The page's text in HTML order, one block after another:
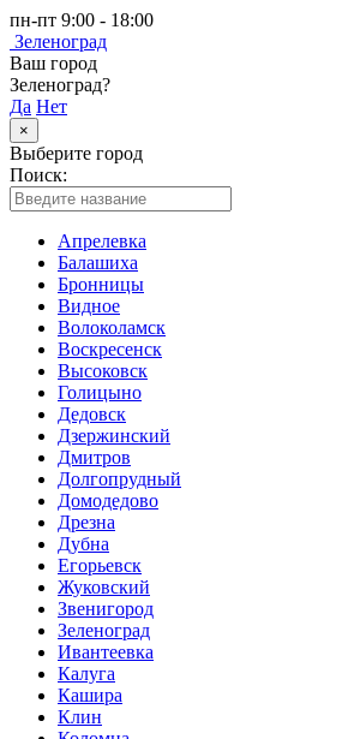
пн-пт 9:00 - 18:00
Зеленоград
Ваш город
Зеленоград?
Да Нет
×
Выберите город
Поиск:
Апрелевка
Балашиха
Бронницы
Видное
Волоколамск
Воскресенск
Высоковск
Голицыно
Дедовск
Дзержинский
Дмитров
Долгопрудный
Домодедово
Дрезна
Дубна
Егорьевск
Жуковский
Звенигород
Зеленоград
Ивантеевка
Калуга
Кашира
Клин